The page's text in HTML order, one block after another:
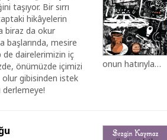
taşıyor. Bir sırrı
hikâyelerin
biraz da okur
başlarında, mesire
dairelerimizin iç
önümüzde içimizi
olur gibisinden istek
derlemeye!
onun hatırıyla…